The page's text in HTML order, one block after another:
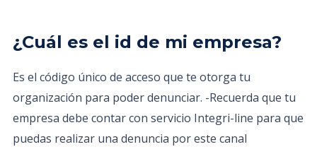
¿Cuál es el id de mi empresa?
Es el código único de acceso que te otorga tu
organización para poder denunciar. -Recuerda que tu
empresa debe contar con servicio Integri-line para que
puedas realizar una denuncia por este canal